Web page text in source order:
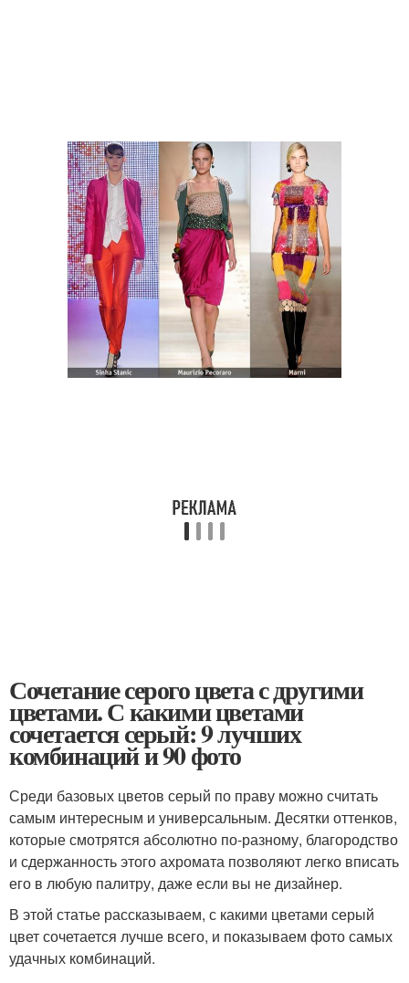
Сочетание серого цвета с другими
цветами. С какими цветами
сочетается серый: 9 лучших
комбинаций и 90 фото
Среди базовых цветов серый по праву можно считать
самым интересным и универсальным. Десятки оттенков,
которые смотрятся абсолютно по-разному, благородство
и сдержанность этого ахромата позволяют легко вписать
его в любую палитру, даже если вы не дизайнер.
В этой статье рассказываем, с какими цветами серый
цвет сочетается лучше всего, и показываем фото самых
удачных комбинаций.